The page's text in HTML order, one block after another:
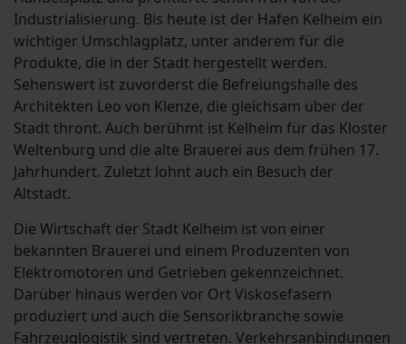
Industrialisierung. Bis heute ist der Hafen Kelheim ein
wichtiger Umschlagplatz, unter anderem für die
Produkte, die in der Stadt hergestellt werden.
Sehenswert ist zuvorderst die Befreiungshalle des
Architekten Leo von Klenze, die gleichsam über der
Stadt thront. Auch berühmt ist Kelheim für das Kloster
Weltenburg und die alte Brauerei aus dem frühen 17.
Jahrhundert. Zuletzt lohnt auch ein Besuch der
Altstadt.
Die Wirtschaft der Stadt Kelheim ist von einer
bekannten Brauerei und einem Produzenten von
Elektromotoren und Getrieben gekennzeichnet.
Darüber hinaus werden vor Ort Viskosefasern
produziert und auch die Sensorikbranche sowie
Fahrzeuglogistik sind vertreten. Verkehrsanbindungen